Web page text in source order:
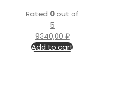
Rated 0out of
5
9340,00 ₽
Add to cart